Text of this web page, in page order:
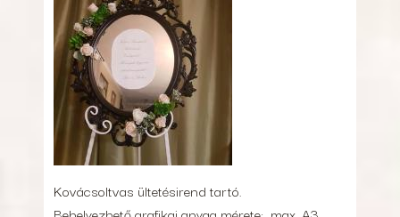
Kovácsoltvas ültetésirend tartó.